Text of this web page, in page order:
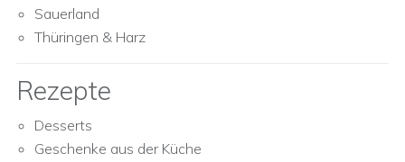
Sauerland
Thüringen & Harz
Rezepte
Desserts
Geschenke aus der Küche